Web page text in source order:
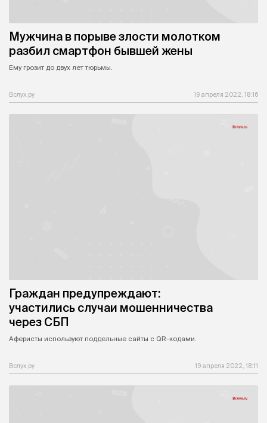
Мужчина в порыве злости молотком
разбил смартфон бывшей жены
Ему грозит до двух лет тюрьмы.
Вслух.ру 19 апреля 2022, 18:16
Граждан предупреждают:
участились случаи мошенничества
через СБП
Аферисты используют поддельные сайты с QR-кодами.
Вслух.ру 19 апреля 2022, 18:11